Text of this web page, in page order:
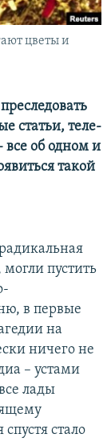
цветы и
статьи, теле-
все об одном и
такой
пустить
в первые
на
ничего не
– устами
лады
стало